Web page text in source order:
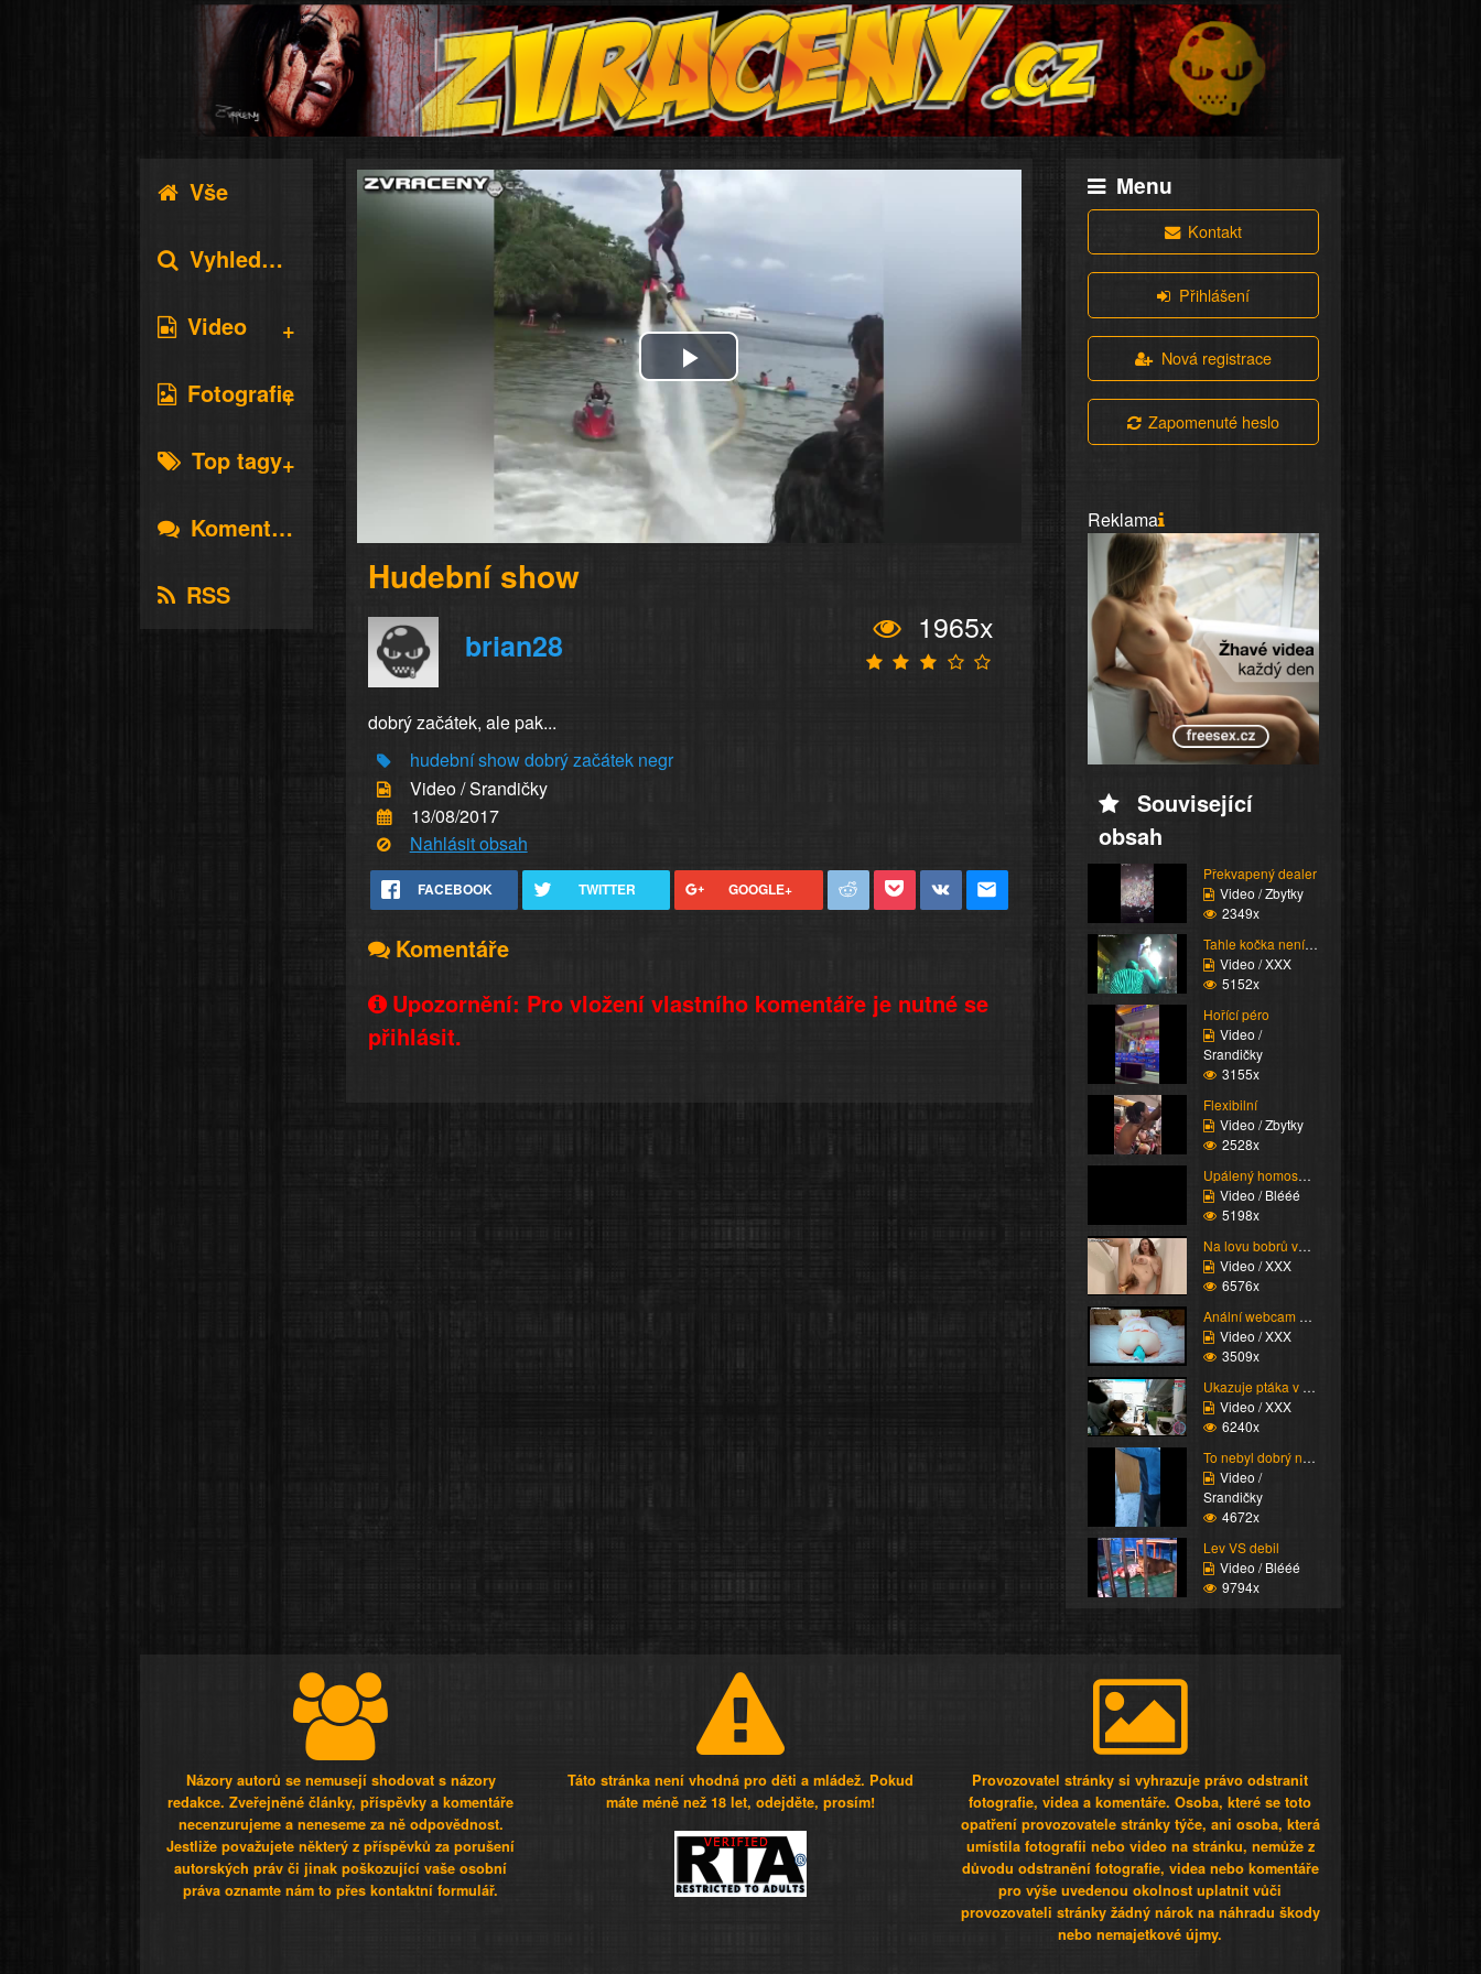
Vše
Vyhledávání
Video
Fotografie
Top tagy
Komentáře
RSS
Play
Video
Hudební show
brian28
1965x
dobrý začátek, ale pak...
hudebníshowdobrýzačátek negr
Video / Srandičky
13/08/2017
Nahlásit obsah
FACEBOOK TWITTER GOOGLE+
Komentáře
Upozornění: Pro vložení vlastního komentáře je nutné se
přihlásit.
Menu
Kontakt
Přihlášení
Nová registrace
Zapomenuté heslo
Reklama
Související
obsah
Překvapený dealer
Video / Zbytky
2349x
Tahle kočka není vůbec...
Video / XXX
5152x
Hořící péro
Video /
Srandičky
3155x
Flexibilní
Video / Zbytky
2528x
Upálený homosexuál
Video / Blééé
5198x
Na lovu bobrů vol.63
Video / XXX
6576x
Anální webcam show
Video / XXX
3509x
Ukazuje ptáka v obchod...
Video / XXX
6240x
To nebyl dobrý nápad
Video /
Srandičky
4672x
Lev VS debil
Video / Blééé
9794x
Názory autorů se nemusejí shodovat s názory
redakce. Zveřejněné články, příspěvky a komentáře
necenzurujeme a neneseme za ně odpovědnost.
Jestliže považujete některý z příspěvků za porušení
autorských práv či jinak poškozující vaše osobní
práva oznamte nám to přes kontaktní formulář.
Táto stránka není vhodná pro děti a mládež. Pokud
máte méně než 18 let, odejděte, prosím!
Provozovatel stránky si vyhrazuje právo odstranit
fotografie, videa a komentáře. Osoba, které se toto
opatření provozovatele stránky týče, ani osoba, která
umístila fotografii nebo video na stránku, nemůže z
důvodu odstranění fotografie, videa nebo komentáře
pro výše uvedenou okolnost uplatnit vůči
provozovateli stránky žádný nárok na náhradu škody
nebo nemajetkové újmy.